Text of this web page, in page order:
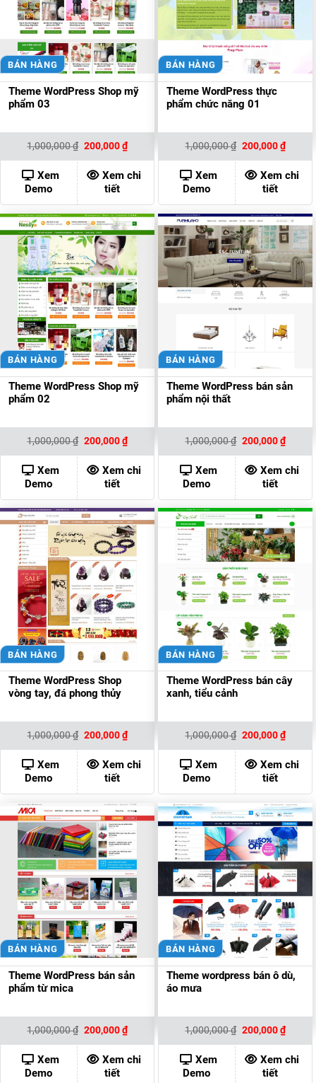
BÁN HÀNG
Theme WordPress Shop mỹ
phẩm 03
1,000,000₫ Giá
là:
1,000,000 ₫.
200,000₫Giá
hiện
tại
là:
200,000 ₫.
Xem
Demo
Xem chi
tiết
BÁN HÀNG
Theme WordPress thực
phẩm chức năng 01
1,000,000₫ Giá
là:
1,000,000 ₫.
200,000₫Giá
hiện
tại
là:
Xem
Demo
Xem chi
tiết
BÁN HÀNG
Theme WordPress Shop mỹ
phẩm 02
1,000,000₫ Giá
là:
1,000,000 ₫.
200,000₫Giá
hiện
tại
là:
200,000 ₫.
Xem
Demo
Xem chi
tiết
BÁN HÀNG
Theme WordPress bán sản
phẩm nội thất
1,000,000₫ Giá
là:
1,000,000 ₫.
200,000₫Giá
hiện
tại
là:
Xem
Demo
Xem chi
tiết
BÁN HÀNG
Theme WordPress Shop
vòng tay, đá phong thủy
1,000,000₫ Giá
là:
1,000,000 ₫.
200,000₫Giá
hiện
tại
là:
200,000 ₫.
Xem
Demo
Xem chi
tiết
BÁN HÀNG
Theme WordPress bán cây
xanh, tiểu cảnh
1,000,000₫ Giá
là:
1,000,000 ₫.
200,000₫Giá
hiện
tại
là:
Xem
Demo
Xem chi
tiết
BÁN HÀNG
Theme WordPress bán sản
phẩm từ mica
1,000,000₫ Giá
là:
1,000,000 ₫.
200,000₫Giá
hiện
tại
là:
200,000 ₫.
Xem
Demo
Xem chi
tiết
BÁN HÀNG
Theme wordpress bán ô dù,
áo mưa
1,000,000₫ Giá
là:
1,000,000 ₫.
200,000₫Giá
hiện
tại
là:
Xem
Demo
Xem chi
tiết